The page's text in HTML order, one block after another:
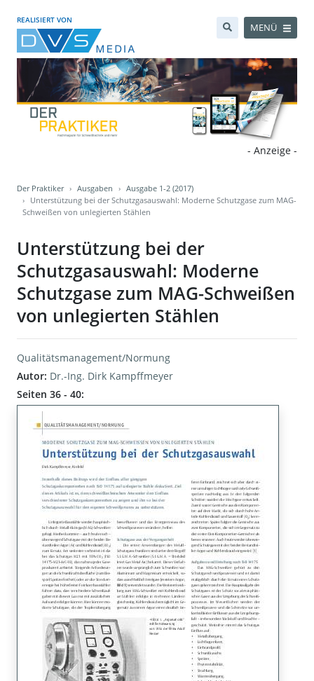
REALISIERT VON
MENÜ
- Anzeige -
Der Praktiker Ausgaben
Ausgabe 1-2 (2017)
Unterstützung bei der Schutzgasauswahl: Moderne Schutzgase zum MAG-
Schweißen von unlegierten Stählen
Unterstützung bei der
Schutzgasauswahl: Moderne
Schutzgase zum MAG-Schweißen
von unlegierten Stählen
Qualitätsmanagement/Normung
Autor: Dr.-Ing. Dirk Kampffmeyer
Seiten 36 - 40: